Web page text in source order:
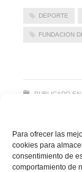
Para ofrecer las
cookies para
consentimiento de
comportamiento de
DEPORTE
FUNDACION
PUBLICADO EN
Sanciones
T.17/18